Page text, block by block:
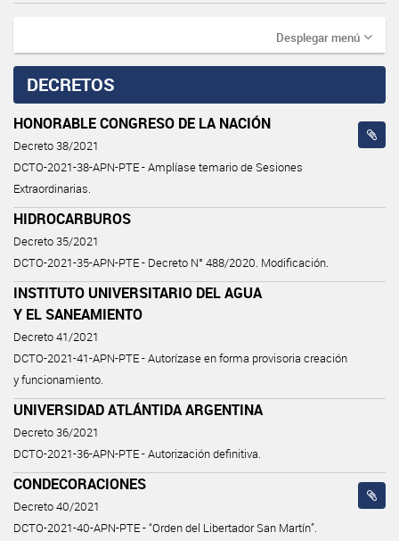
Desplegar menú
DECRETOS
HONORABLE CONGRESO DE LA NACIÓN
Decreto 38/2021
DCTO-2021-38-APN-PTE - Amplíase temario de Sesiones
Extraordinarias.
HIDROCARBUROS
Decreto 35/2021
DCTO-2021-35-APN-PTE - Decreto N° 488/2020. Modificación.
INSTITUTO UNIVERSITARIO DEL AGUA
Y EL SANEAMIENTO
Decreto 41/2021
DCTO-2021-41-APN-PTE - Autorízase en forma provisoria creación
y funcionamiento.
UNIVERSIDAD ATLÁNTIDA ARGENTINA
Decreto 36/2021
DCTO-2021-36-APN-PTE - Autorización definitiva.
CONDECORACIONES
Decreto 40/2021
DCTO-2021-40-APN-PTE - “Orden del Libertador San Martín”.